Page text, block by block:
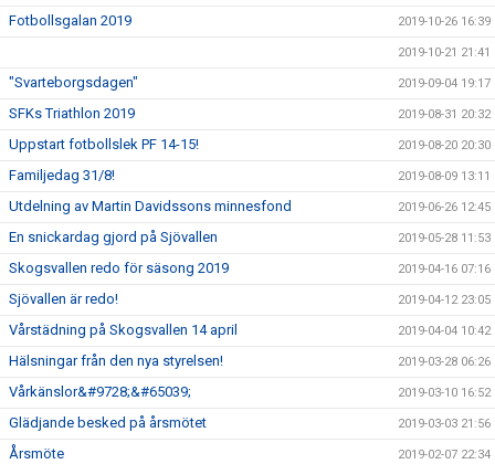
Fotbollsgalan 2019 2019-10-26 16:39
2019-10-21 21:41
"Svarteborgsdagen" 2019-09-04 19:17
SFKs Triathlon 2019 2019-08-31 20:32
Uppstart fotbollslek PF 14-15! 2019-08-20 20:30
Familjedag 31/8! 2019-08-09 13:11
Utdelning av Martin Davidssons minnesfond 2019-06-26 12:45
En snickardag gjord på Sjövallen 2019-05-28 11:53
Skogsvallen redo för säsong 2019 2019-04-16 07:16
Sjövallen är redo! 2019-04-12 23:05
Vårstädning på Skogsvallen 14 april 2019-04-04 10:42
Hälsningar från den nya styrelsen! 2019-03-28 06:26
Vårkänslor&#9728;&#65039; 2019-03-10 16:52
Glädjande besked på årsmötet 2019-03-03 21:56
Årsmöte 2019-02-07 22:34